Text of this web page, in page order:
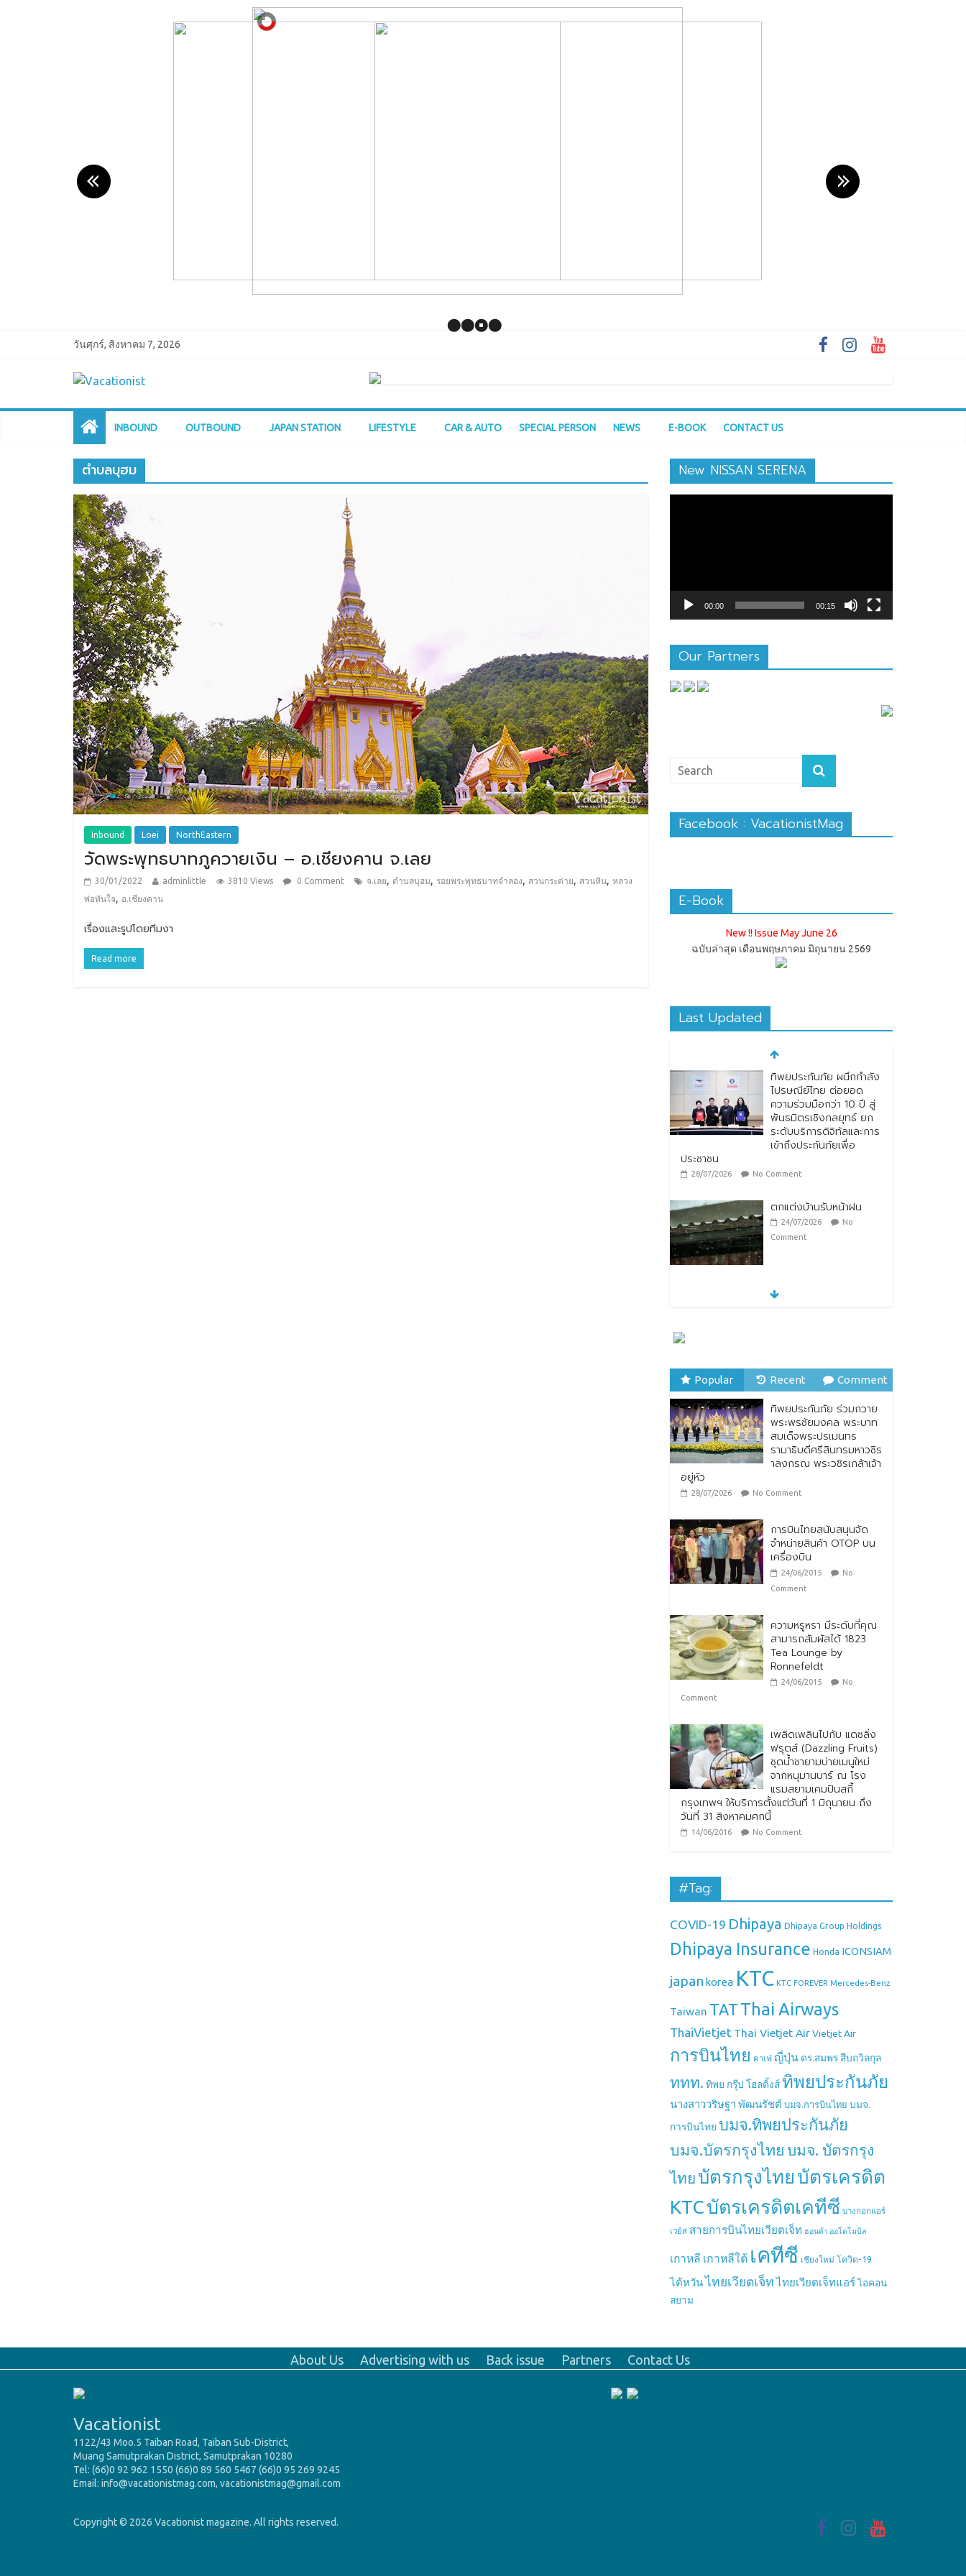
วันศุกร์, สิงหาคม 7, 2026
INBOUND OUTBOUND JAPAN STATION LIFESTYLE CAR & AUTO SPECIAL PERSON NEWS E-BOOK CONTACT US
ตำบลบุฮม
Inbound Loei NorthEastern
วัดพระพุทธบาทภูควายเงิน – อ.เชียงคาน จ.เลย
30/01/2022 adminlittle 3810 Views 0 Comment จ.เลย, ตำบลบุฮม, รอยพระพุทธบาทจำลอง, สวนกระต่าย, สวนหิน, หลวง
พ่อทันใจ, อ.เชียงคาน
เรื่องและรูปโดยทีมงา
Read more
New NISSAN SERENA
00:00 00:15
Our Partners
Facebook : VacationistMag
E-Book
New !! Issue May June 26
ฉบับล่าสุด เดือนพฤษภาคม มิถุนายน 2569
Last Updated
ความร่วมมือกว่า 10 ปี สู่
พันธมิตรเชิงกลยุทธ์ ยก
ระดับบริการดิจิทัลและการ
เข้าถึงประกันภัยเพื่อ
ประชาชน
28/07/2026 No Comment
ตกแต่งบ้านรับหน้าฝน
Comment
“รมว.ซาบีดา” แถลงข่าว
เปิดตัวกิจกรรมการยก
พร้อมกับการเปิดตัวตรา
พระพรชัยมงคล พระบาท
สมเด็จพระปรเมนทร
รามาธิบดีศรีสินทรมหาวชิร
าลงกรณ พระวชิรเกล้าเจ้า
อยู่หัว
28/07/2026 No Comment
Popular Recent Comment
ทิพยประกันภัย ร่วมถวาย
พระพรชัยมงคล พระบาท
สมเด็จพระปรเมนทร
รามาธิบดีศรีสินทรมหาวชิร
าลงกรณ พระวชิรเกล้าเจ้า
อยู่หัว
28/07/2026 No Comment
การบินไทยสนับสนุนจัด
จำหน่ายสินค้า OTOP บน
เครื่องบิน
24/06/2015
No
Comment
ความหรูหรา มีระดับที่คุณ
สามารถสัมผัสได้ 1823
Tea Lounge by
Ronnefeldt
24/06/2015
No
Comment
เพลิดเพลินไปกับ แดซลิ่ง
ฟรุตส์ (Dazzling Fruits)
ชุดน้ำชายามบ่ายเมนูใหม่
จากหนุมานบาร์ ณ โรง
แรมสยามเคมปินสกี้
กรุงเทพฯ ให้บริการตั้งแต่วันที่ 1 มิถุนายน ถึง
วันที่ 31 สิงหาคมศกนี้
14/06/2016 No Comment
#Tag:
COVID-19 Dhipaya Dhipaya Group Holdings
Dhipaya Insurance Honda ICONSIAM
japan korea KTC KTC FOREVER Mercedes-Benz
Taiwan TAT Thai Airways
ThaiVietjet Thai Vietjet AirVietjet Air
การบินไทย คาเฟ่ ญี่ปุ่น ดร.สมพร สืบถวิลกุล
ททท. ทิพย กรุ๊ป โฮลดิ้งส์ทิพยประกันภัย
นางสาววริษฐา พัฒนรัชต์ บมจ.การบินไทย บมจ.
การบินไทย บมจ.ทิพยประกันภัย
บมจ.บัตรกรุงไทย บมจ. บัตรกรุง
ไทย บัตรกรุงไทย บัตรเครดิต
KTCบัตรเครดิตเคทีซี บางกอกแอร์
เวย์ส สายการบินไทยเวียตเจ็ท ฮอนด้า ออโตโมบิล
เกาหลี เกาหลีใต้ เคทีซี เชียงใหม่ โควิด-19
ไต้หวันไทยเวียตเจ็ท ไทยเวียตเจ็ทแอร์ไอคอน
สยาม
About Us Advertising with us Back issue Partners Contact Us
Vacationist
1122/43 Moo.5 Taiban Road, Taiban Sub-District,
Muang Samutprakan District, Samutprakan 10280
Tel: (66)0 92 962 1550 (66)0 89 560 5467 (66)0 95 269 9245
Email: info@vacationistmag.com, vacationistmag@gmail.com
Copyright © 2026 Vacationistmagazine. All rights reserved.